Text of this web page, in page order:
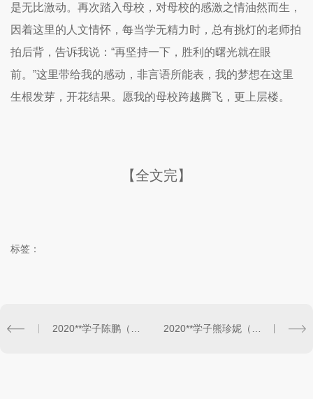
是无比激动。再次踏入母校，对母校的感激之情油然而生，
因着这里的人文情怀，每当学无精力时，总有挑灯的老师拍
拍后背，告诉我说：“再坚持一下，胜利的曙光就在眼
前。”这里带给我的感动，非言语所能表，我的梦想在这里
生根发芽，开花结果。愿我的母校跨越腾飞，更上层楼。
【全文完】
标签：